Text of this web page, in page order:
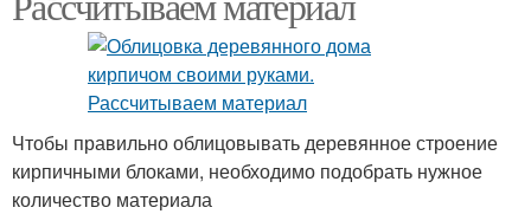
Чтобы правильно облицовывать деревянное строение
кирпичными блоками, необходимо подобрать нужное
количество материала